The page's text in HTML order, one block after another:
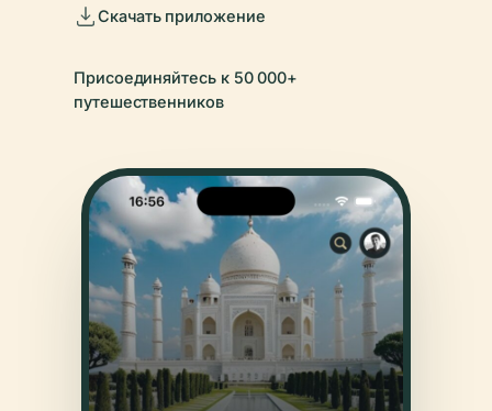
Скачать приложение
Присоединяйтесь к 50 000+
путешественников